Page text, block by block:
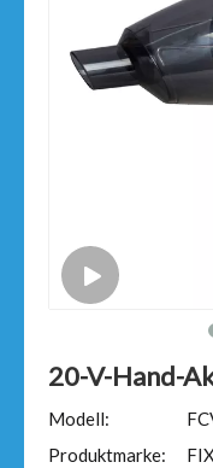
20-V-Hand-
Modell:
Produktmarke: